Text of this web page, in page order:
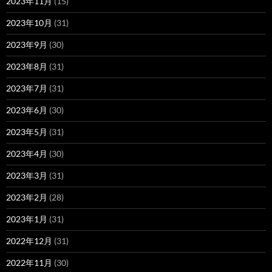
2023年10月 (31)
2023年9月 (30)
2023年8月 (31)
2023年7月 (31)
2023年6月 (30)
2023年5月 (31)
2023年4月 (30)
2023年3月 (31)
2023年2月 (28)
2023年1月 (31)
2022年12月 (31)
2022年11月 (30)